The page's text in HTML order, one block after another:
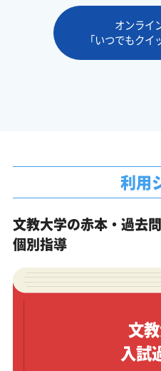
オンライ
「いつでもク
利用
文教大学の赤本・過去
個別指導
文
入試